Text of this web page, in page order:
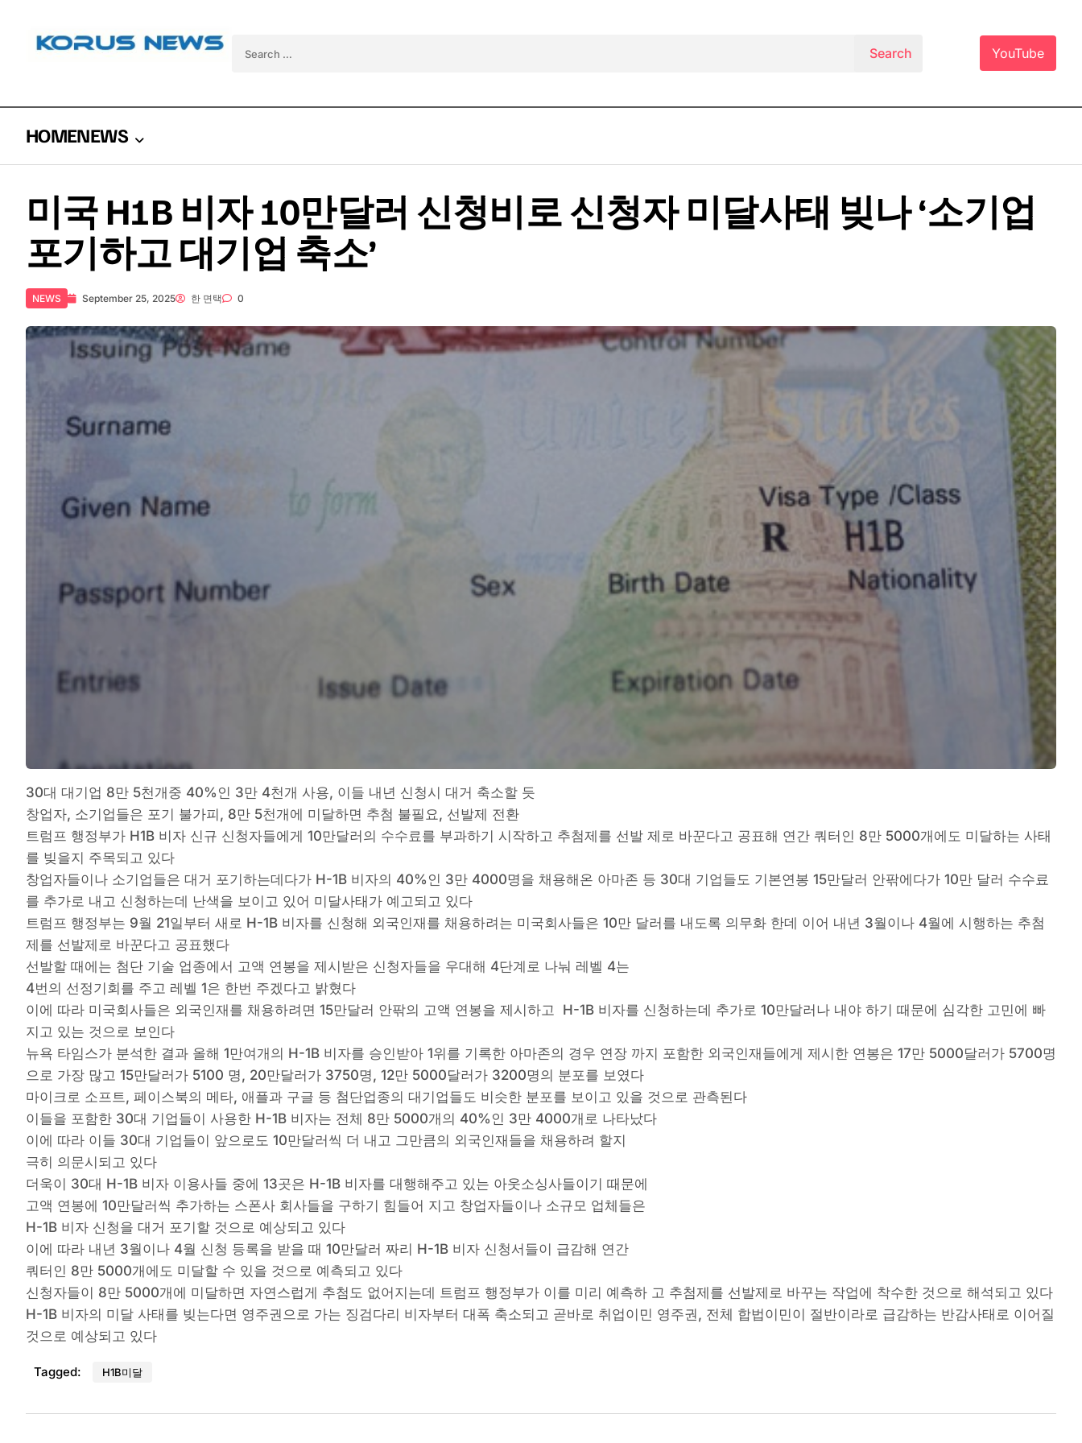
YouTube
HOMENEWS
미국 H1B 비자 10만달러 신청비로 신청자 미달사태 빚나 ‘소기업
포기하고 대기업 축소’
NEWS September 25, 2025 한 면택 0
30대 대기업 8만 5천개중 40%인 3만 4천개 사용, 이들 내년 신청시 대거 축소할 듯
창업자, 소기업들은 포기 불가피, 8만 5천개에 미달하면 추첨 불필요, 선발제 전환
트럼프 행정부가 H1B 비자 신규 신청자들에게 10만달러의 수수료를 부과하기 시작하고 추첨제를 선발 제로 바꾼다고 공표해 연간 쿼터인 8만 5000개에도 미달하는 사태
를 빚을지 주목되고 있다
창업자들이나 소기업들은 대거 포기하는데다가 H-1B 비자의 40%인 3만 4000명을 채용해온 아마존 등 30대 기업들도 기본연봉 15만달러 안팎에다가 10만 달러 수수료
를 추가로 내고 신청하는데 난색을 보이고 있어 미달사태가 예고되고 있다
트럼프 행정부는 9월 21일부터 새로 H-1B 비자를 신청해 외국인재를 채용하려는 미국회사들은 10만 달러를 내도록 의무화 한데 이어 내년 3월이나 4월에 시행하는 추첨
제를 선발제로 바꾼다고 공표했다
선발할 때에는 첨단 기술 업종에서 고액 연봉을 제시받은 신청자들을 우대해 4단계로 나눠 레벨 4는
4번의 선정기회를 주고 레벨 1은 한번 주겠다고 밝혔다
이에 따라 미국회사들은 외국인재를 채용하려면 15만달러 안팎의 고액 연봉을 제시하고 H-1B 비자를 신청하는데 추가로 10만달러나 내야 하기 때문에 심각한 고민에 빠
지고 있는 것으로 보인다
뉴욕 타임스가 분석한 결과 올해 1만여개의 H-1B 비자를 승인받아 1위를 기록한 아마존의 경우 연장 까지 포함한 외국인재들에게 제시한 연봉은 17만 5000달러가 5700명
으로 가장 많고 15만달러가 5100 명, 20만달러가 3750명, 12만 5000달러가 3200명의 분포를 보였다
마이크로 소프트, 페이스북의 메타, 애플과 구글 등 첨단업종의 대기업들도 비슷한 분포를 보이고 있을 것으로 관측된다
이들을 포함한 30대 기업들이 사용한 H-1B 비자는 전체 8만 5000개의 40%인 3만 4000개로 나타났다
이에 따라 이들 30대 기업들이 앞으로도 10만달러씩 더 내고 그만큼의 외국인재들을 채용하려 할지
극히 의문시되고 있다
더욱이 30대 H-1B 비자 이용사들 중에 13곳은 H-1B 비자를 대행해주고 있는 아웃소싱사들이기 때문에
고액 연봉에 10만달러씩 추가하는 스폰사 회사들을 구하기 힘들어 지고 창업자들이나 소규모 업체들은
H-1B 비자 신청을 대거 포기할 것으로 예상되고 있다
이에 따라 내년 3월이나 4월 신청 등록을 받을 때 10만달러 짜리 H-1B 비자 신청서들이 급감해 연간
쿼터인 8만 5000개에도 미달할 수 있을 것으로 예측되고 있다
신청자들이 8만 5000개에 미달하면 자연스럽게 추첨도 없어지는데 트럼프 행정부가 이를 미리 예측하 고 추첨제를 선발제로 바꾸는 작업에 착수한 것으로 해석되고 있다
H-1B 비자의 미달 사태를 빚는다면 영주권으로 가는 징검다리 비자부터 대폭 축소되고 곧바로 취업이민 영주권, 전체 합법이민이 절반이라로 급감하는 반감사태로 이어질
것으로 예상되고 있다
Tagged: H1B미달